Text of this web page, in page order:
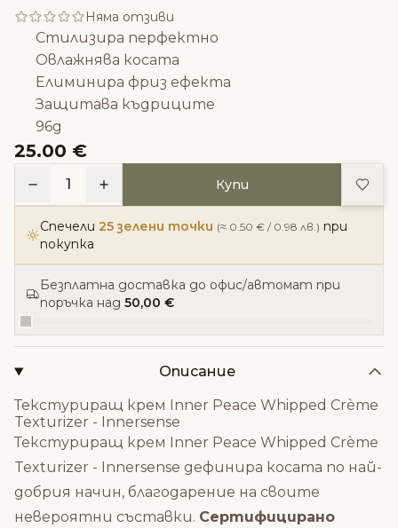
Няма отзиви
Стилизира перфектно
Овлажнява косата
Елиминира фриз ефекта
Защитава къдриците
96g
25.00 €
1 Купи
Спечели 25 зелени точки (≈ 0.50 € / 0.98 лв.) при
покупка
Безплатна доставка до офис/автомат при
поръчка над 50,00 €
Описание
Текстуриращ крем Inner Peace Whipped Crème
Texturizer - Innersense
Текстуриращ крем Inner Peace Whipped Crème
Texturizer - Innersense дефинира косата по най-
добрия начин, благодарение на своите
невероятни съставки. Сертифицирано